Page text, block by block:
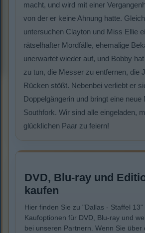
macht, und wird mit einer
von der er keine Ahnung hatte.
untersuchen Clayton und Miss Ellie
rätselhafter Mordfälle, ehemalige
unerwartet wieder auf, und Bobby
zu tun, die Messer zu entfernen, die
Rücken stößt. Nebenbei verliebt er
Doppelgängerin und bringt eine
Southfork. Wir sind alle eingeladen,
glücklichen Paar zu feiern!
DVD, Blu-ray und
kaufen
Hier finden Sie zu "Dallas - Staffel 13"
Kaufoptionen für DVD, Blu-ray und
bei unseren Partnern. Wenn Sie über